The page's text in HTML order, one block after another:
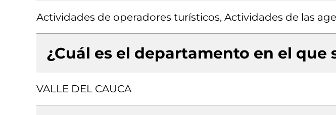
Actividades de operadores turísticos, Actividades de las
¿Cuál es el departamento en el que
VALLE DEL CAUCA